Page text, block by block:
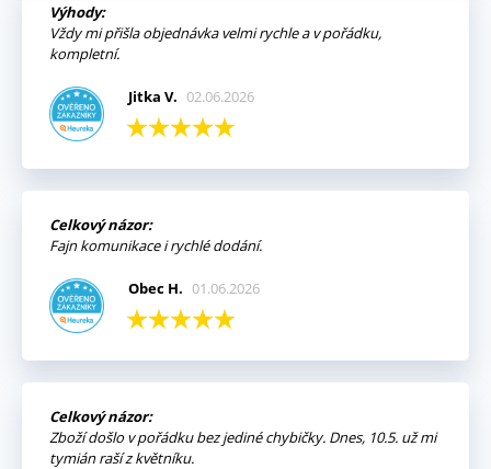
Výhody:
Vždy mi přišla objednávka velmi rychle a v pořádku,
kompletní.
Jitka V. 02.06.2026
Celkový názor:
Fajn komunikace i rychlé dodání.
Obec H. 01.06.2026
Celkový názor:
Zboží došlo v pořádku bez jediné chybičky. Dnes, 10.5. už mi
tymián raší z květníku.